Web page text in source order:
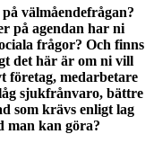
välmåendefrågan?
på agendan har ni
frågor? Och finns
det här är om ni vill
företag, medarbetare
sjukfrånvaro, bättre
som krävs enligt lag
man kan göra?